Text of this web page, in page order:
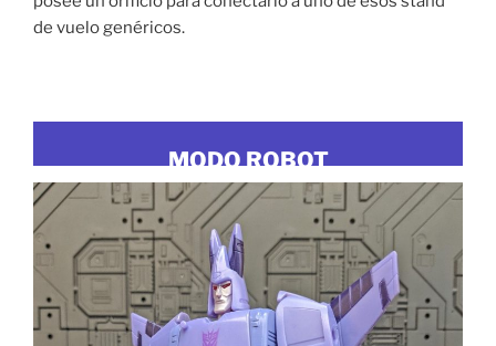
de vuelo genéricos.
MODO ROBOT